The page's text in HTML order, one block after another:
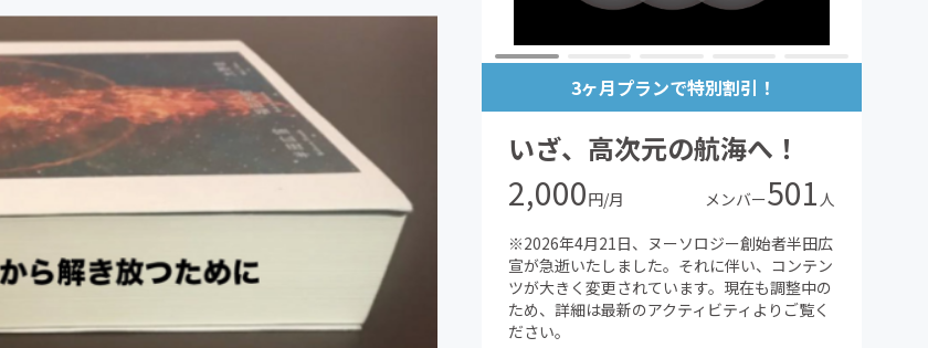
3ヶ月プランで特別割引！
いざ、高次元の航海へ！
2,000円/月 メンバー501 人
※2026年4月21日、ヌーソロジー創始者半田広
宣が急逝いたしました。それに伴い、コンテン
ツが大きく変更されています。現在も調整中の
ため、詳細は最新のアクティビティよりご覧く
ださい。